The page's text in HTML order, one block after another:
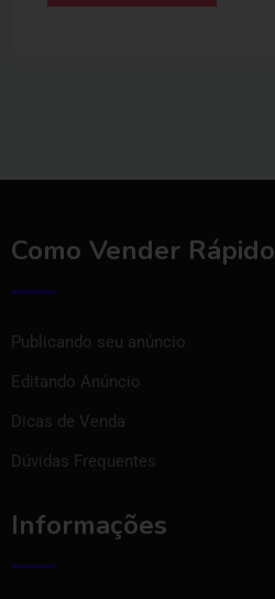
Como Vender Rápido
Publicando seu anúncio
Editando Anúncio
Dicas de Venda
Dúvidas Frequentes
Informações